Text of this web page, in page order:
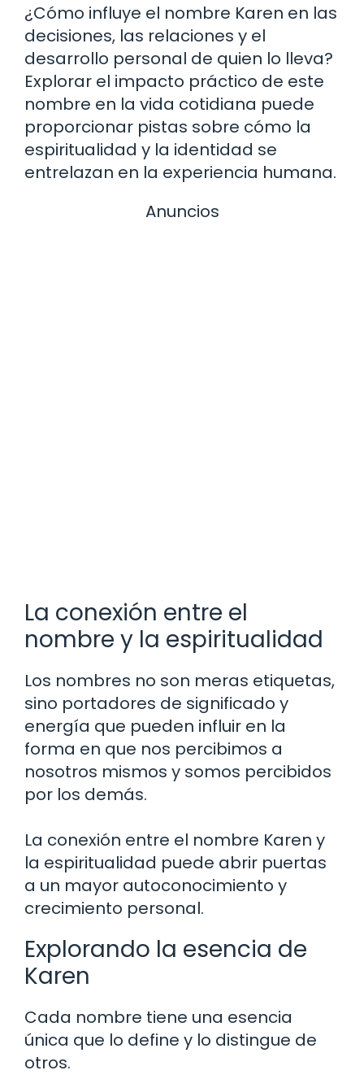
¿Cómo influye el nombre Karen en las
decisiones, las relaciones y el
desarrollo personal de quien lo lleva?
Explorar el impacto práctico de este
nombre en la vida cotidiana puede
proporcionar pistas sobre cómo la
espiritualidad y la identidad se
entrelazan en la experiencia humana.
Anuncios
La conexión entre el
nombre y la espiritualidad
Los nombres no son meras etiquetas,
sino portadores de significado y
energía que pueden influir en la
forma en que nos percibimos a
nosotros mismos y somos percibidos
por los demás.
La conexión entre el nombre Karen y
la espiritualidad puede abrir puertas
a un mayor autoconocimiento y
crecimiento personal.
Explorando la esencia de
Karen
Cada nombre tiene una esencia
única que lo define y lo distingue de
otros.